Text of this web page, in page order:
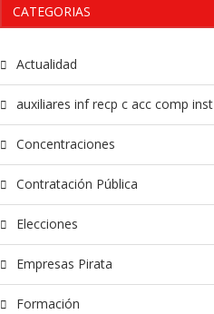
CATEGORIAS
Actualidad
auxiliares inf recp c acc comp inst
Concentraciones
Contratación Pública
Elecciones
Empresas Pirata
Formación